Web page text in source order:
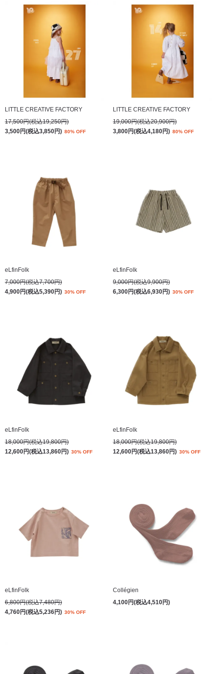
LITTLE CREATIVE FACTORY
17,500円(税込19,250円)
3,500円(税込3,850円) 80% OFF
LITTLE CREATIVE FACTORY
19,000円(税込20,900円)
3,800円(税込4,180円) 80% OFF
eLfinFolk
7,000円(税込7,700円)
4,900円(税込5,390円) 30% OFF
eLfinFolk
9,000円(税込9,900円)
6,300円(税込6,930円) 30% OFF
eLfinFolk
18,000円(税込19,800円)
12,600円(税込13,860円) 30% OFF
eLfinFolk
18,000円(税込19,800円)
12,600円(税込13,860円) 30% OFF
eLfinFolk
6,800円(税込7,480円)
4,760円(税込5,236円) 30% OFF
Collégien
4,100円(税込4,510円)